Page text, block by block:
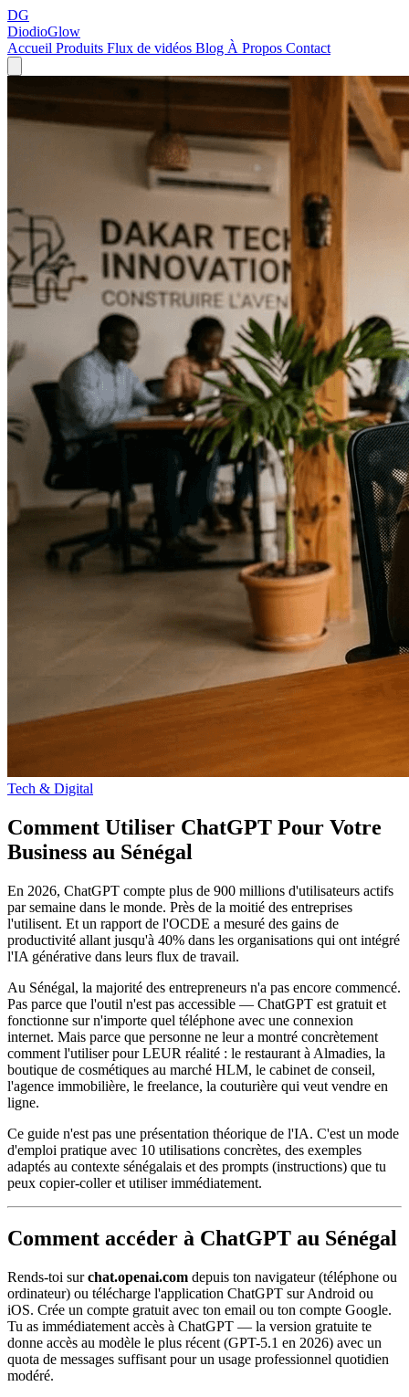
DG
DiodioGlow
Accueil Produits Flux de vidéos Blog À Propos Contact
Tech & Digital
Comment Utiliser ChatGPT Pour Votre
Business au Sénégal
En 2026, ChatGPT compte plus de 900 millions d'utilisateurs actifs
par semaine dans le monde. Près de la moitié des entreprises
l'utilisent. Et un rapport de l'OCDE a mesuré des gains de
productivité allant jusqu'à 40% dans les organisations qui ont intégré
l'IA générative dans leurs flux de travail.
Au Sénégal, la majorité des entrepreneurs n'a pas encore commencé.
Pas parce que l'outil n'est pas accessible — ChatGPT est gratuit et
fonctionne sur n'importe quel téléphone avec une connexion
internet. Mais parce que personne ne leur a montré concrètement
comment l'utiliser pour LEUR réalité : le restaurant à Almadies, la
boutique de cosmétiques au marché HLM, le cabinet de conseil,
l'agence immobilière, le freelance, la couturière qui veut vendre en
ligne.
Ce guide n'est pas une présentation théorique de l'IA. C'est un mode
d'emploi pratique avec 10 utilisations concrètes, des exemples
adaptés au contexte sénégalais et des prompts (instructions) que tu
peux copier-coller et utiliser immédiatement.
Comment accéder à ChatGPT au Sénégal
Rends-toi surchat.openai.com depuis ton navigateur (téléphone ou
ordinateur) ou télécharge l'application ChatGPT sur Android ou
iOS. Crée un compte gratuit avec ton email ou ton compte Google.
Tu as immédiatement accès à ChatGPT — la version gratuite te
donne accès au modèle le plus récent (GPT-5.1 en 2026) avec un
quota de messages suffisant pour un usage professionnel quotidien
modéré.